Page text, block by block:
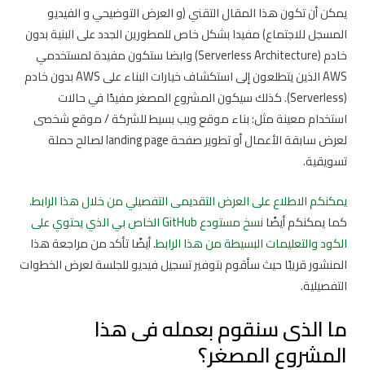
يمكن أن تكون هذا المقال التقني (و العرض التوضيحي و الفيديو
المسجل للاجتماع) مفيدا بشكل خاص للمطورين الجدد على البنية بدون
خادم (Serverless Architecture) وابضا ستكون مفيدة لمستخدمي
AWS الذين يتطلعون إلى استكشاف خيارات البناء على AWS بدون خادم
(Serverless). كذلك سيكون المشروع المصغر مفيدًا في حالات
استخدام معينة مثل: بناء موقع ويب بسيط للشركة / موقع شخصى
لعرض سابقة الأعمال أو تطوير صفحة landing page لصالح حملة
تسويقية.
يمكنكم الاطلاع على العرض التقديمى التفصيلي من خلال هذا الرابط.
كما يمكنكم أيضًا
نسخ مستودع GitHub الخاص بي الذي يحتوي على
الكود والتعليمات البسيطة من هذا الرابط. أيضًا تأكد من مراجعة هذا
المنشور قريبًا حيث سأقوم بتوفير تسجيل فيديو للجلسة لعرض الخطوات
التفصيلية.
ما الذى سنقوم بعمله فى هذا
المشروع المصغر؟